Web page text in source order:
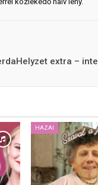
extra –
HAZAI